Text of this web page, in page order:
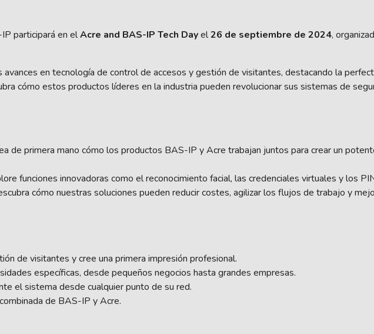
participará en elAcre and BAS-IP Tech Dayel26 de septiembre de 2024,
en tecnología de control de accesos y gestión de visitantes, destacando la
cómo estos productos líderes en la industria pueden revolucionar sus sistemas de
de primera mano cómo los productos BAS-IP y Acre trabajan juntos para crear un
funciones innovadoras como el reconocimiento facial, las credenciales virtuales y los
cómo nuestras soluciones pueden reducir costes, agilizar los flujos de trabajo y
de visitantes y cree una primera impresión profesional.
específicas, desde pequeños negocios hasta grandes empresas.
el sistema desde cualquier punto de su red.
de BAS-IP y Acre.